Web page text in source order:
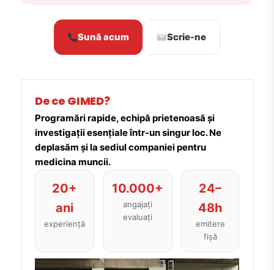
Sună acum Scrie-ne
De ce GIMED?
Programări rapide, echipă prietenoasă și
investigații esențiale într-un singur loc. Ne
deplasăm și la sediul companiei pentru
medicina muncii.
20+
ani
experiență
10.000+
angajați
evaluați
24–
48h
emitere
fișă